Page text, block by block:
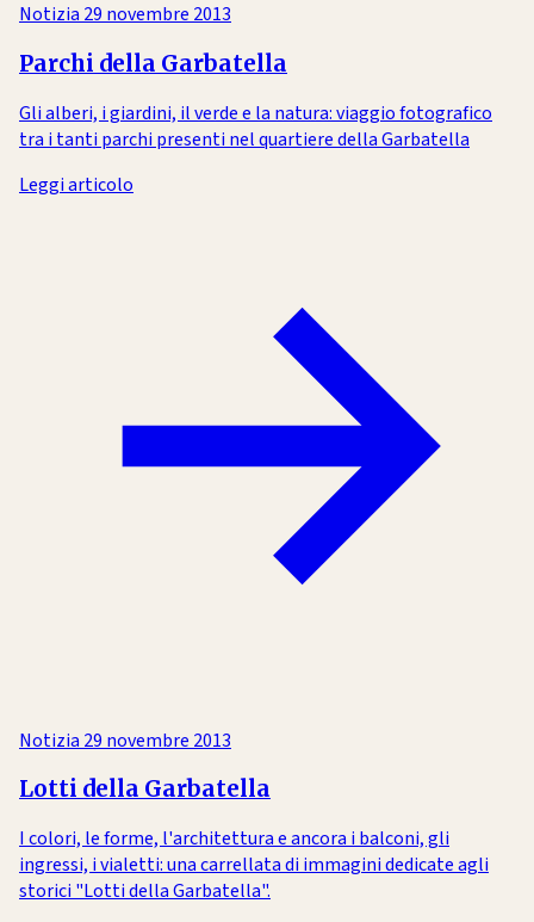
Notizia 29 novembre 2013
Parchi della Garbatella
Gli alberi, i giardini, il verde e la natura: viaggio fotografico
tra i tanti parchi presenti nel quartiere della Garbatella
Leggi articolo
Notizia 29 novembre 2013
Lotti della Garbatella
I colori, le forme, l'architettura e ancora i balconi, gli
ingressi, i vialetti: una carrellata di immagini dedicate agli
storici "Lotti della Garbatella".